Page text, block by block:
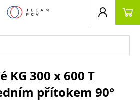
KG 300 x 600 T
přítokem 90°